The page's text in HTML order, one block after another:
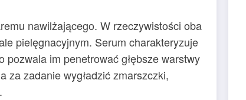
nawilżającego. W rzeczywistości oba
pielęgnacyjnym. Serum charakteryzuje
im penetrować głębsze warstwy
za zadanie wygładzić zmarszczki,